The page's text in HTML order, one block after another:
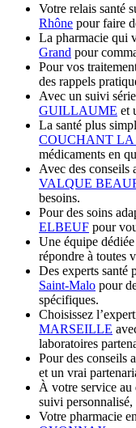
Votre relais santé
Rhône pour faire
La pharmacie qui
Grand pour
Pour vos
des rappels
Avec un suivi
GUILLAUME et
La santé plus
COUCHANT
médicaments en
Avec des conseils
VALQUE
besoins.
Pour des soins
ELBEUF pour
Une équipe
répondre à toutes
Des experts santé
Saint-Malo pour
spécifiques.
Choisissez
MARSEILLE
laboratoires
Pour des conseils
et un vrai
À votre service au
suivi personnalisé,
Votre pharmacie